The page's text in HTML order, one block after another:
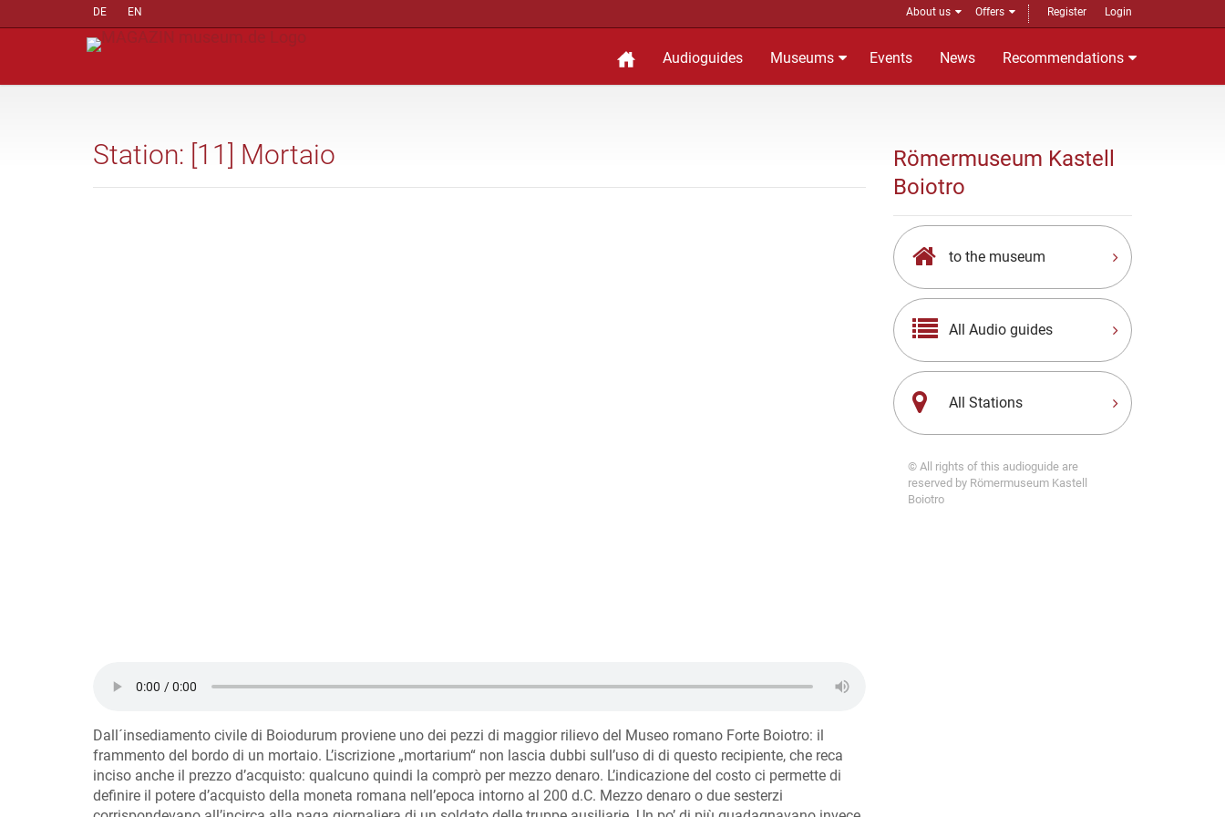
DE EN About us Offers Register Login
Audioguides Museums Events News Recommendations
Station: [11] Mortaio
Dall´insediamento civile di Boiodurum proviene uno dei pezzi di maggior rilievo del Museo romano Forte Boiotro: il
frammento del bordo di un mortaio. L’iscrizione „mortarium“ non lascia dubbi sull’uso di di questo recipiente, che reca
inciso anche il prezzo d’acquisto: qualcuno quindi la comprò per mezzo denaro. L’indicazione del costo ci permette di
definire il potere d’acquisto della moneta romana nell’epoca intorno al 200 d.C. Mezzo denaro o due sesterzi
Römermuseum Kastell
Boiotro
to the museum
All Audio guides
All Stations
© All rights of this audioguide are
reserved by Römermuseum Kastell
Boiotro